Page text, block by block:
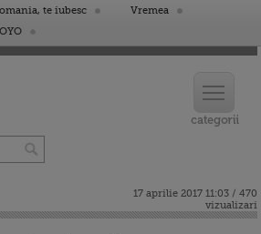
te iubesc
Vremea
17 aprilie 2017 11:03 / 470
vizualizari